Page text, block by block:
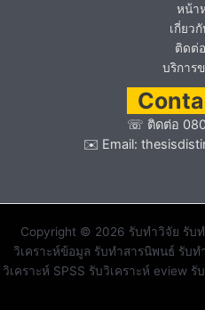
หน้า
เกี่ยวกั
ติดต่
บริการข
☏ ติดต่อ
✉️ Email:
Copyright © 2026 รับทำวิจัย รับ
วิเคราะห์ข้อมูล รับทำสารนิพนธ์ รับ
วิเคราะห์ SPSS รับวิเคราะห์ eview